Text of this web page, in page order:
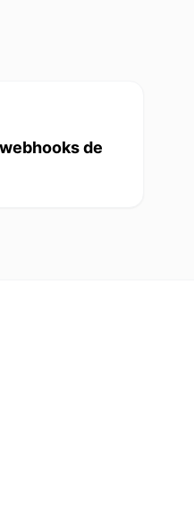
de